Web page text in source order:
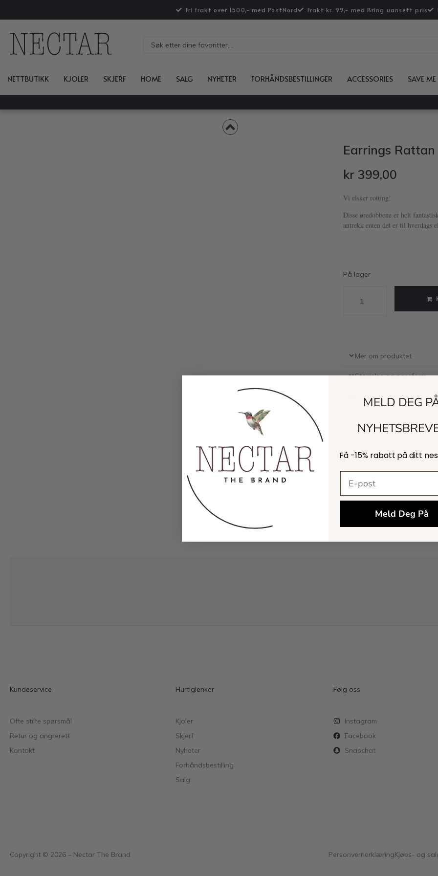
Fri frakt over 1500,- med PostNord Frakt kr. 99,- med Bring uansett pris
NETTBUTIKK KJOLER SKJERF HOME SALG NYHETER FORHÅNDSBESTILLINGER ACCESSORIES SAVE ME
Earrings Rattan
kr 399,00
Vi elsker rotting!
Disse øredobbene er helt
antrekk enten det er til hverdags
På lager
Mer om produktet
Størrelse og passform
Levering og retur
Kundeservice
Ofte stilte spørsmål
Retur og angrerett
Kontakt
Hurtiglenker
Kjoler
Skjerf
Nyheter
Forhåndsbestilling
Salg
Følg oss
Instagram
Facebook
Snapchat
Copyright © 2026 – Nectar The Brand PersonvernerklæringKjøps- og
MELD DEG
Få -15% rabatt på ditt
Meld Deg På